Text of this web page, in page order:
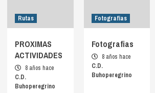
Rutas
PROXIMAS
ACTIVIDADES
8 años hace
C.D.
Buhoperegrino
Fotografias
Fotografias
8 años hace
C.D.
Buhoperegrino